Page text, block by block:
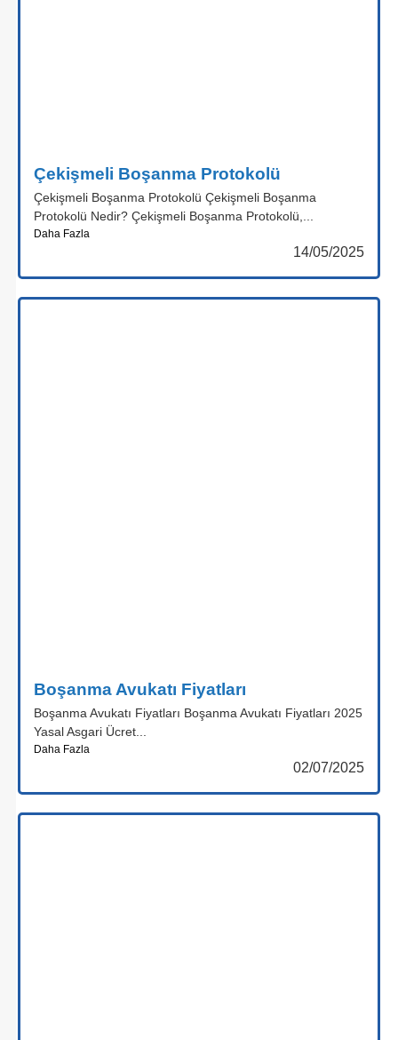
Çekişmeli Boşanma Protokolü
Çekişmeli Boşanma Protokolü Çekişmeli Boşanma
Protokolü Nedir? Çekişmeli Boşanma Protokolü,...
Daha Fazla
14/05/2025
Boşanma Avukatı Fiyatları
Boşanma Avukatı Fiyatları Boşanma Avukatı Fiyatları 2025
Yasal Asgari Ücret...
Daha Fazla
02/07/2025